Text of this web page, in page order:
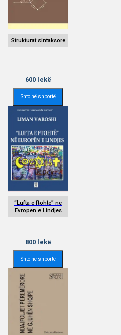
Strukturat sintaksore
600lekë
Shto në shportë
“Lufta e ftohte” ne
Evropen e Lindjes
800lekë
Shto në shportë